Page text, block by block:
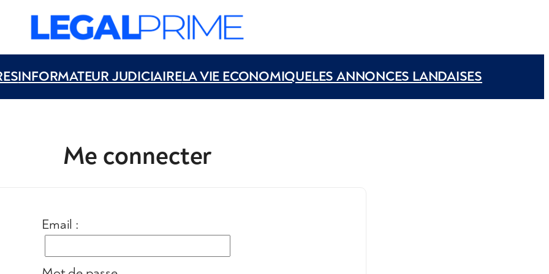
INFORMATEUR JUDICIAIRELA VIE ECONOMIQUELES ANNONCES LANDAISES
Me connecter
Email :